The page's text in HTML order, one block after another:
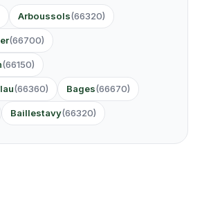
Arboussols(66320)
(66700)
(66150)
(66360) Bages(66670)
Baillestavy(66320)